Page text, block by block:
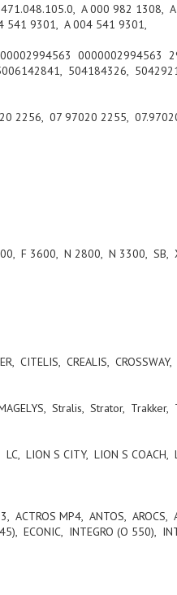
A 000 982 1308,
541 9301, A 004 541 9301,
0000002994563
504184326,
2256, 07 97020 2255,
F 3600, N 2800, N 3300, SB,
CITELIS, CREALIS,
Stralis, Strator, Trakker,
LION S CITY, LION S
ACTROS MP4, ANTOS,
ECONIC, INTEGRO (O 550),